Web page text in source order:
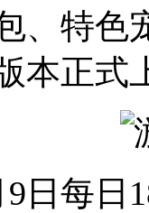
、特色
本正式
每日